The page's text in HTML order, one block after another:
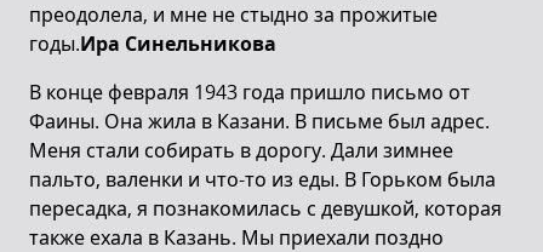
преодолела, и мне не стыдно за прожитые
годы.Ира Синельникова
В конце февраля 1943 года пришло письмо от
Фаины. Она жила в Казани. В письме был адрес.
Меня стали собирать в дорогу. Дали зимнее
пальто, валенки и что-то из еды. В Горьком была
пересадка, я познакомилась с девушкой, которая
также ехала в Казань. Мы приехали поздно